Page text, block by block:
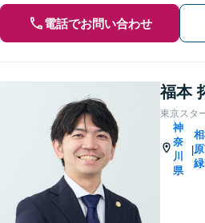
電話でお問い合わせ
福本
東京スタ
神
奈
川
県
|